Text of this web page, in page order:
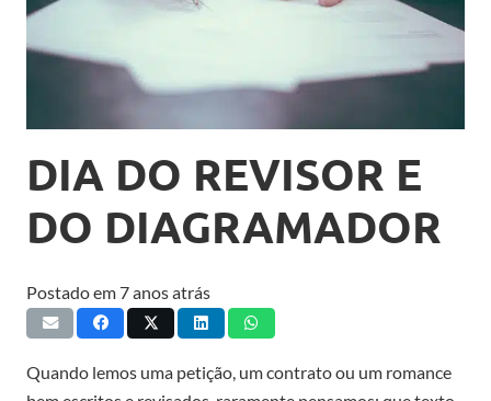
DIA DO REVISOR E
DO DIAGRAMADOR
Postado em7 anos atrás
Quando lemos uma petição, um contrato ou um romance